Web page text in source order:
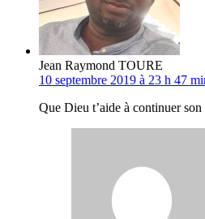
Jean Raymond TOURE
10 septembre 2019 à 23 h 47
Que Dieu t’aide à continuer